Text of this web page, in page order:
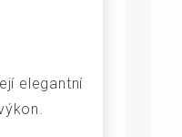
elegantní